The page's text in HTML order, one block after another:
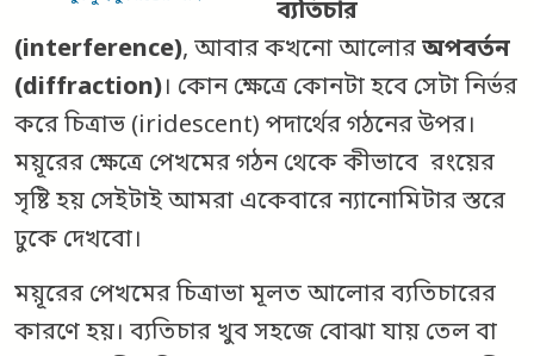
ব্যতিচার
(interference), আবার কখনো আলোরঅপবর্তন
(diffraction)। কোন ক্ষেত্রে কোনটা হবে সেটা নির্ভর
করে চিত্রাভ (iridescent) পদার্থের গঠনের উপর।
ময়ূরের ক্ষেত্রে পেখমের গঠন থেকে কীভাবে রংয়ের
সৃষ্টি হয় সেইটাই আমরা একেবারে ন্যানোমিটার স্তরে
ঢুকে দেখবো।
ময়ূরের পেখমের চিত্রাভা মূলত আলোর ব্যতিচারের
কারণে হয়। ব্যতিচার খুব সহজে বোঝা যায় তেল বা